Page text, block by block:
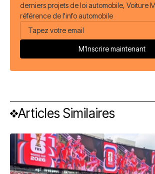
derniers projets de loi automobile, Voiture
référence de l'info automobile
Articles Similaires